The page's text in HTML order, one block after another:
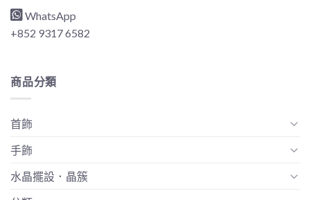
WhatsApp
+852 9317 6582
商品分類
首飾
手飾
水晶擺設．晶簇